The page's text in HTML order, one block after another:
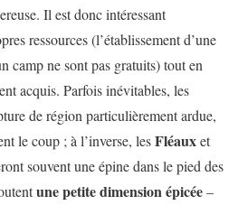
Il est donc intéressant
ressources (l’établissement d’une
camp ne sont pas gratuits) tout en
acquis. Parfois inévitables, les
de région particulièrement ardue,
le coup ; à l’inverse, lesFléauxet
souvent une épine dans le pied des
une petite dimension épicée–